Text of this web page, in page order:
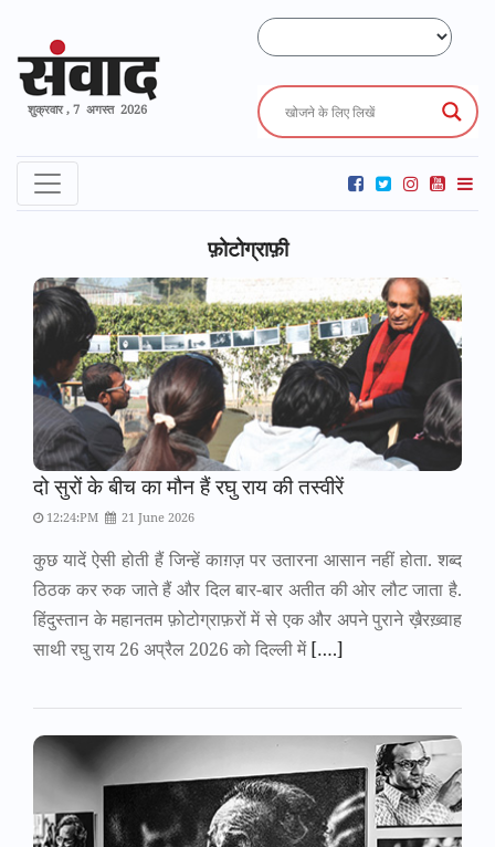
शुक्रवार , 7 अगस्त 2026
फ़ोटोग्राफ़ी
दो सुरों के बीच का मौन हैं रघु राय की तस्वीरें
12:24:PM 21 June 2026
कुछ यादें ऐसी होती हैं जिन्हें काग़ज़ पर उतारना आसान नहीं होता. शब्द
ठिठक कर रुक जाते हैं और दिल बार-बार अतीत की ओर लौट जाता है.
हिंदुस्तान के महानतम फ़ोटोग्राफ़रों में से एक और अपने पुराने ख़ैरख़्वाह
साथी रघु राय 26 अप्रैल 2026 को दिल्ली में[….]